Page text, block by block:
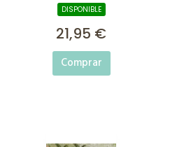
DISPONIBLE
21,95 €
Comprar